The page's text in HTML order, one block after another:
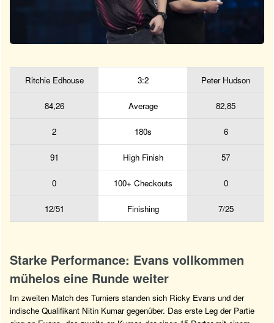
Ritchie Edhouse 3:2 Peter Hudson
84,26 Average 82,85
2 180s 6
91 High Finish 57
0 100+ Checkouts 0
12/51 Finishing 7/25
Starke Performance: Evans vollkommen
mühelos eine Runde weiter
Im zweiten Match des Turniers standen sich Ricky Evans und der
indische Qualifikant Nitin Kumar gegenüber. Das erste Leg der Partie